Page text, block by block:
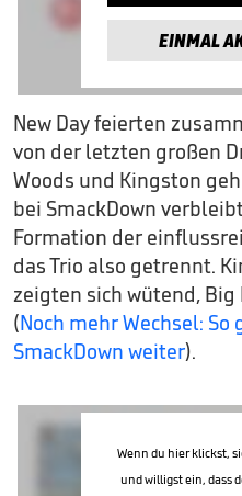
EINMAL
New Day feierten
von der letzten großen
Woods und Kingston
bei SmackDown
Formation der
das Trio also getrennt.
zeigten sich wütend,
(Noch mehr Wechsel: So
SmackDown weiter).
Wenn du hier klickst,
und willigst ein, dass